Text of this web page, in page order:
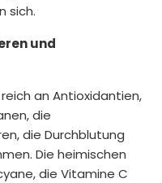
sich.
und
an Antioxidantien,
die
die Durchblutung
Die heimischen
die Vitamine C